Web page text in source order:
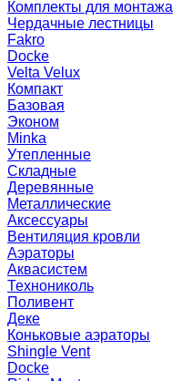
Комплекты для монтажа
Чердачные лестницы
Fakro
Docke
Velta Velux
Компакт
Базовая
Эконом
Minka
Утепленные
Складные
Деревянные
Металлические
Аксессуары
Вентиляция кровли
Аэраторы
Аквасистем
Технониколь
Поливент
Деке
Коньковые аэраторы
Shingle Vent
Docke